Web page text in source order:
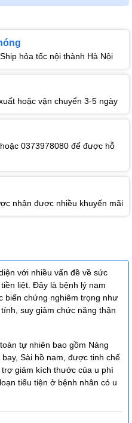
hỏa tốc nội thành Hà Nội
hoặc vận chuyển 3-5 ngày
0373978080 để được hỗ
nhận được nhiều khuyến mãi
với nhiều vấn đề về sức
liệt. Đây là bệnh lý nam
biến chứng nghiêm trọng như
suy giảm chức năng thận
tự nhiên bao gồm Náng
Sài hồ nam, được tinh chế
giảm kích thước của u phì
tiểu tiện ở bệnh nhân có u